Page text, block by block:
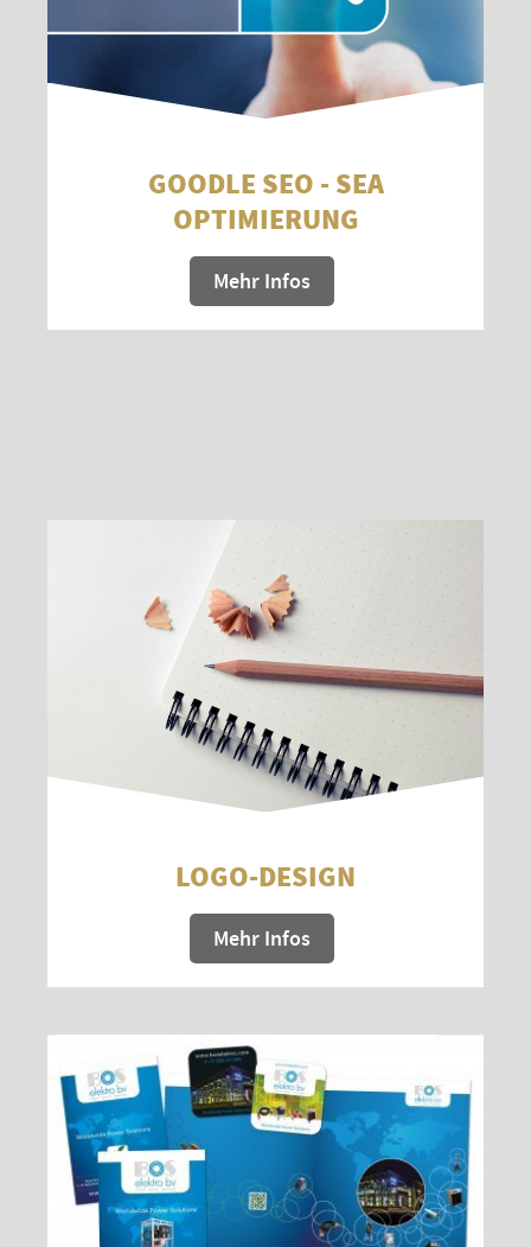
GOODLE SEO - SEA
OPTIMIERUNG
Mehr Infos
LOGO-DESIGN
Mehr Infos